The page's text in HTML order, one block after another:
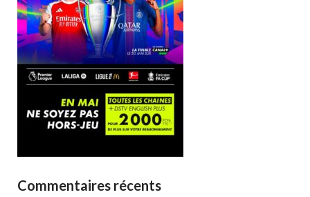
Commentaires récents